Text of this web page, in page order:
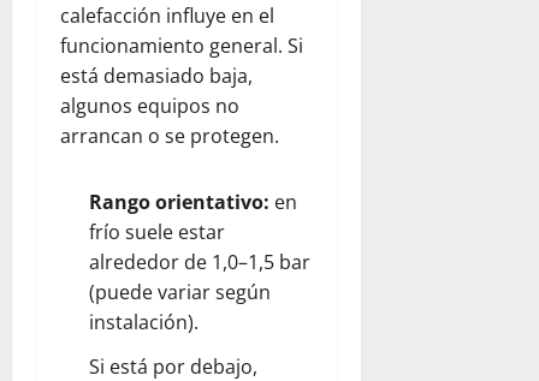
calefacción influye en el
funcionamiento general. Si
está demasiado baja,
algunos equipos no
arrancan o se protegen.
Rango orientativo: en
frío suele estar
alrededor de 1,0–1,5 bar
(puede variar según
instalación).
Si está por debajo,